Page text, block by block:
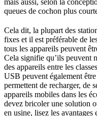
queues de cochon plus
Cela dit, la plupart des
fixes et il est préférable de
tous les appareils peuvent
Cela signifie qu’ils peuvent
des appareils entre les
USB peuvent également
permettent de recharger, de
appareils mobiles dans les
devez bricoler une solution
en usine, lisez les